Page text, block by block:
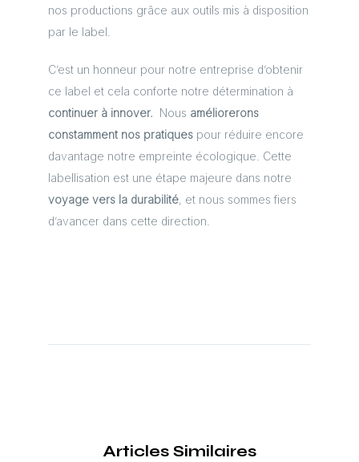
nos productions grâce aux outils mis à disposition
par le label.
C’est un honneur pour notre entreprise d’obtenir
ce label et cela conforte notre détermination à
continuer à innover. Nous améliorerons
constamment nos pratiques pour réduire encore
davantage notre empreinte écologique. Cette
labellisation est une étape majeure dans notre
voyage vers la durabilité, et nous sommes fiers
d’avancer dans cette direction.
Articles Similaires